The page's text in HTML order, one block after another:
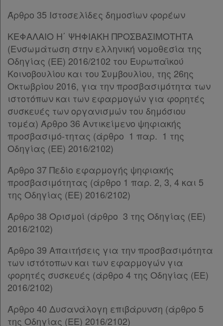
Παρ.1
Παρ.2
Παρ.3
Άρθρο 23
[-]
Παρ.1
Παρ.2
Άρθρο 23Α [-]
Παρ.1
Παρ.2
Άρθρο 24 [-]
Παρ.1
Παρ.1α
Παρ.2
Παρ.3
Άρθρο 24Α [-]
Παρ.1
Παρ.2
Άρθρο 25 [-]
Παρ.1
Παρ.2
Άρθρο 26
Παρ.1
Παρ.2
Άρθρο 35 Ιστοσελίδες δημοσίων φορέων
ΚΕΦΑΛΑΙΟ Η΄ ΨΗΦΙΑΚΗ ΠΡΟΣΒΑΣΙΜΟΤΗΤΑ
(Ενσωμάτωση στην ελληνική νομοθεσία της
Οδηγίας (ΕΕ) 2016/2102 του Ευρωπαϊκού
Κοινοβουλίου και του Συμβουλίου, της 26ης
Οκτωβρίου 2016, για την προσβασιμότητα των
ιστοτόπων και των εφαρμογών για φορητές
συσκευές των οργανισμών του δημόσιου
τομέα) Άρθρο 36 Αντικείμενο ψηφιακής
προσβασιμό-τητας (άρθρο 1 παρ. 1 της
Οδηγίας (EE) 2016/2102)
Άρθρο 37 Πεδίο εφαρμογής ψηφιακής
προσβασιμότητας (άρθρο 1 παρ. 2, 3, 4 και 5
της Οδηγίας (EE) 2016/2102)
Άρθρο 38 Ορισμοί (άρθρο 3 της Οδηγίας (EE)
2016/2102)
Άρθρο 39 Απαιτήσεις για την προσβασιμότητα
των ιστότοπων και των εφαρμογών για
φορητές συσκευές (άρθρο 4 της Οδηγίας (EE)
2016/2102)
Άρθρο 40 Δυσανάλογη επιβάρυνση (άρθρο 5
της Οδηγίας (EE) 2016/2102)